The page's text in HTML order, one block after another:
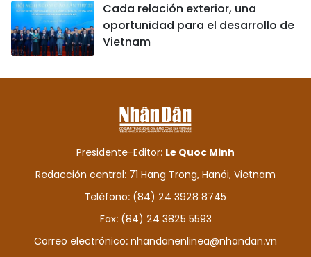
Cada relación exterior, una
oportunidad para el desarrollo de
Vietnam
Presidente-Editor: Le Quoc Minh
Redacción central: 71 Hang Trong, Hanói, Vietnam
Teléfono: (84) 24 3928 8745
Fax: (84) 24 3825 5593
Correo electrónico: nhandanenlinea@nhandan.vn